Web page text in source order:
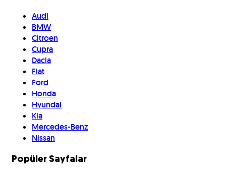
Audi
BMW
Citroen
Cupra
Dacia
Fiat
Ford
Honda
Hyundai
Kia
Mercedes-Benz
Nissan
Popüler Sayfalar